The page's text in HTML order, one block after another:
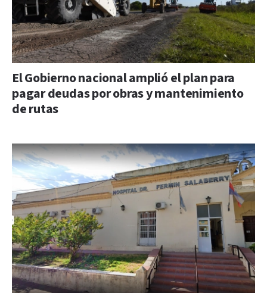
El Gobierno nacional amplió el plan para
pagar deudas por obras y mantenimiento
de rutas